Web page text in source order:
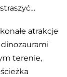
atrakcje
terenie,